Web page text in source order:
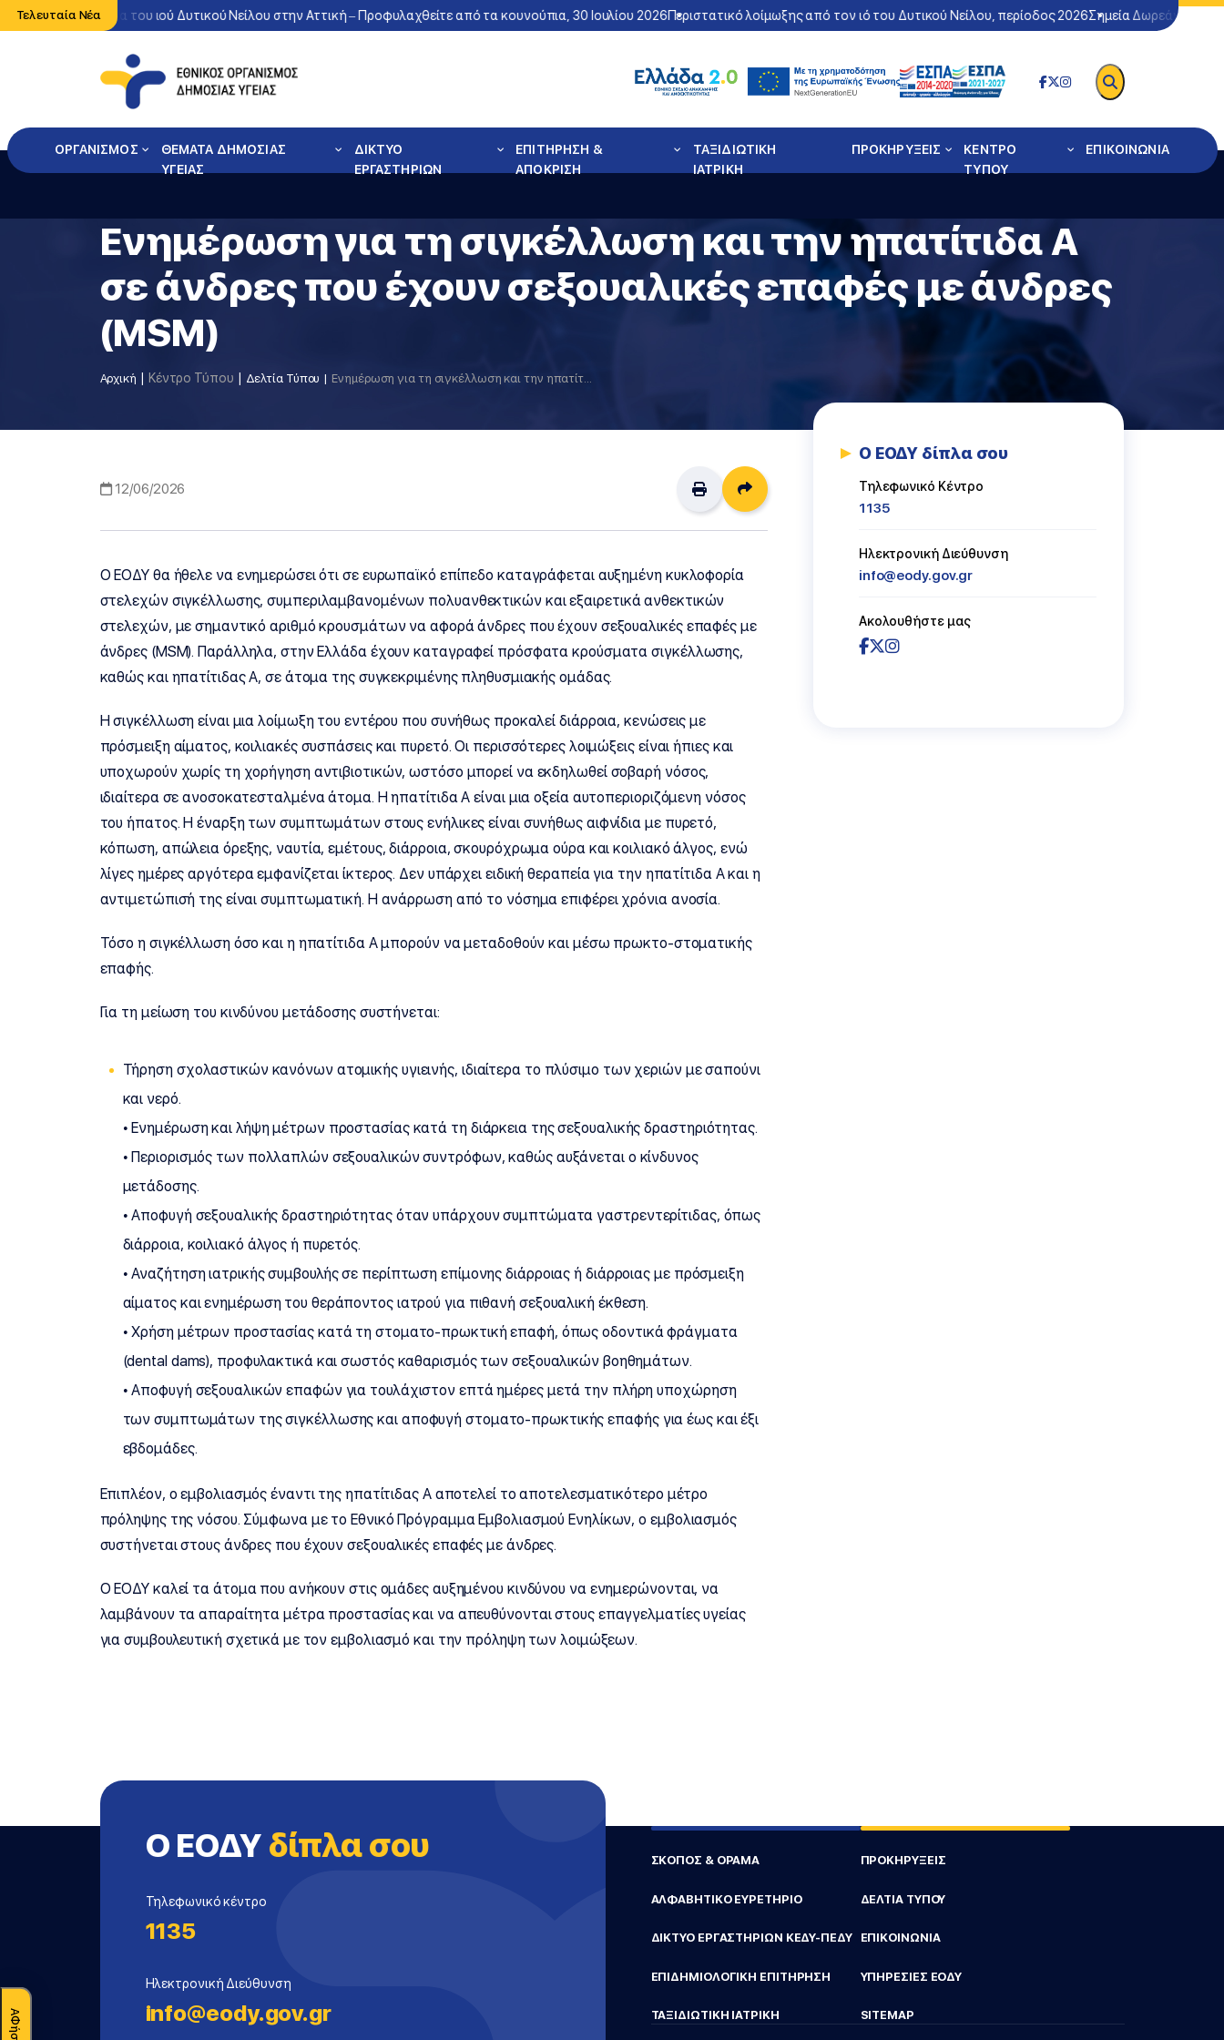
Τελευταία Νέα
κυκλοφορία του ιού Δυτικού Νείλου στην Αττική – Προφυλαχθείτε από τα κουνούπια, 30 Ιουλίου 2026Περιστατικό λοίμωξης από τον ιό του Δυτικού Νείλου, περίοδος 2026Σημεία Δωρεάν
ΟΡΓΑΝΙΣΜΟΣ
ΘΕΜΑΤΑ ΔΗΜΟΣΙΑΣ
ΥΓΕΙΑΣ
ΔΙΚΤΥΟ
ΕΡΓΑΣΤΗΡΙΩΝ
ΕΠΙΤΗΡΗΣΗ &
ΑΠΟΚΡΙΣΗ
ΤΑΞΙΔΙΩΤΙΚΗ
ΙΑΤΡΙΚΗ
ΠΡΟΚΗΡΥΞΕΙΣ
ΚΕΝΤΡΟ
ΤΥΠΟΥ
ΕΠΙΚΟΙΝΩΝΙΑ
Ενημέρωση για τη σιγκέλλωση και την ηπατίτιδα Α
σε άνδρες που έχουν σεξουαλικές επαφές με άνδρες
(MSM)
Αρχική Κέντρο Τύπου Δελτία Τύπου Ενημέρωση για τη σιγκέλλωση και την ηπατίτιδα Α σε άνδρες που έχουν σεξουαλικές επαφές με άνδρες (MSM)
12/06/2026 Διαμοιρασμός
Ο ΕΟΔΥ θα ήθελε να ενημερώσει ότι σε ευρωπαϊκό επίπεδο καταγράφεται αυξημένη κυκλοφορία
στελεχών σιγκέλλωσης, συμπεριλαμβανομένων πολυανθεκτικών και εξαιρετικά ανθεκτικών
στελεχών, με σημαντικό αριθμό κρουσμάτων να αφορά άνδρες που έχουν σεξουαλικές επαφές με
άνδρες (MSM). Παράλληλα, στην Ελλάδα έχουν καταγραφεί πρόσφατα κρούσματα σιγκέλλωσης,
καθώς και ηπατίτιδας Α, σε άτομα της συγκεκριμένης πληθυσμιακής ομάδας.
Η σιγκέλλωση είναι μια λοίμωξη του εντέρου που συνήθως προκαλεί διάρροια, κενώσεις με
πρόσμειξη αίματος, κοιλιακές συσπάσεις και πυρετό. Οι περισσότερες λοιμώξεις είναι ήπιες και
υποχωρούν χωρίς τη χορήγηση αντιβιοτικών, ωστόσο μπορεί να εκδηλωθεί σοβαρή νόσος,
ιδιαίτερα σε ανοσοκατεσταλμένα άτομα. Η ηπατίτιδα Α είναι μια οξεία αυτοπεριοριζόμενη νόσος
του ήπατος. Η έναρξη των συμπτωμάτων στους ενήλικες είναι συνήθως αιφνίδια με πυρετό,
κόπωση, απώλεια όρεξης, ναυτία, εμέτους, διάρροια, σκουρόχρωμα ούρα και κοιλιακό άλγος, ενώ
λίγες ημέρες αργότερα εμφανίζεται ίκτερος. Δεν υπάρχει ειδική θεραπεία για την ηπατίτιδα Α και η
αντιμετώπισή της είναι συμπτωματική. Η ανάρρωση από το νόσημα επιφέρει χρόνια ανοσία.
Τόσο η σιγκέλλωση όσο και η ηπατίτιδα Α μπορούν να μεταδοθούν και μέσω πρωκτο-στοματικής
επαφής.
Για τη μείωση του κινδύνου μετάδοσης συστήνεται:
Τήρηση σχολαστικών κανόνων ατομικής υγιεινής, ιδιαίτερα το πλύσιμο των χεριών με σαπούνι
και νερό.
• Ενημέρωση και λήψη μέτρων προστασίας κατά τη διάρκεια της σεξουαλικής δραστηριότητας.
• Περιορισμός των πολλαπλών σεξουαλικών συντρόφων, καθώς αυξάνεται ο κίνδυνος
μετάδοσης.
• Αποφυγή σεξουαλικής δραστηριότητας όταν υπάρχουν συμπτώματα γαστρεντερίτιδας, όπως
διάρροια, κοιλιακό άλγος ή πυρετός.
• Αναζήτηση ιατρικής συμβουλής σε περίπτωση επίμονης διάρροιας ή διάρροιας με πρόσμειξη
αίματος και ενημέρωση του θεράποντος ιατρού για πιθανή σεξουαλική έκθεση.
• Χρήση μέτρων προστασίας κατά τη στοματο-πρωκτική επαφή, όπως οδοντικά φράγματα
(dental dams), προφυλακτικά και σωστός καθαρισμός των σεξουαλικών βοηθημάτων.
• Αποφυγή σεξουαλικών επαφών για τουλάχιστον επτά ημέρες μετά την πλήρη υποχώρηση
των συμπτωμάτων της σιγκέλλωσης και αποφυγή στοματο-πρωκτικής επαφής για έως και έξι
εβδομάδες.
Επιπλέον, ο εμβολιασμός έναντι της ηπατίτιδας Α αποτελεί το αποτελεσματικότερο μέτρο
πρόληψης της νόσου. Σύμφωνα με το Εθνικό Πρόγραμμα Εμβολιασμού Ενηλίκων, ο εμβολιασμός
συστήνεται στους άνδρες που έχουν σεξουαλικές επαφές με άνδρες.
Ο ΕΟΔΥ καλεί τα άτομα που ανήκουν στις ομάδες αυξημένου κινδύνου να ενημερώνονται, να
λαμβάνουν τα απαραίτητα μέτρα προστασίας και να απευθύνονται στους επαγγελματίες υγείας
για συμβουλευτική σχετικά με τον εμβολιασμό και την πρόληψη των λοιμώξεων.
Ο ΕΟΔΥ δίπλα σου
Τηλεφωνικό Κέντρο
1135
Ηλεκτρονική Διεύθυνση
info@eody.gov.gr
Ακολουθήστε μας
Ο ΕΟΔΥ δίπλα σου
Τηλεφωνικό κέντρο
1135
Ηλεκτρονική Διεύθυνση
info@eody.gov.gr
ΣΚΟΠΟΣ & ΟΡΑΜΑ
ΑΛΦΑΒΗΤΙΚΟ ΕΥΡΕΤΗΡΙΟ
ΔΙΚΤΥΟ ΕΡΓΑΣΤΗΡΙΩΝ ΚΕΔΥ-ΠΕΔΥ
ΕΠΙΔΗΜΙΟΛΟΓΙΚΗ ΕΠΙΤΗΡΗΣΗ
ΤΑΞΙΔΙΩΤΙΚΗ ΙΑΤΡΙΚΗ
ΠΡΟΚΗΡΥΞΕΙΣ
ΔΕΛΤΙΑ ΤΥΠΟΥ
ΕΠΙΚΟΙΝΩΝΙΑ
ΥΠΗΡΕΣΙΕΣ ΕΟΔΥ
SITEMAP